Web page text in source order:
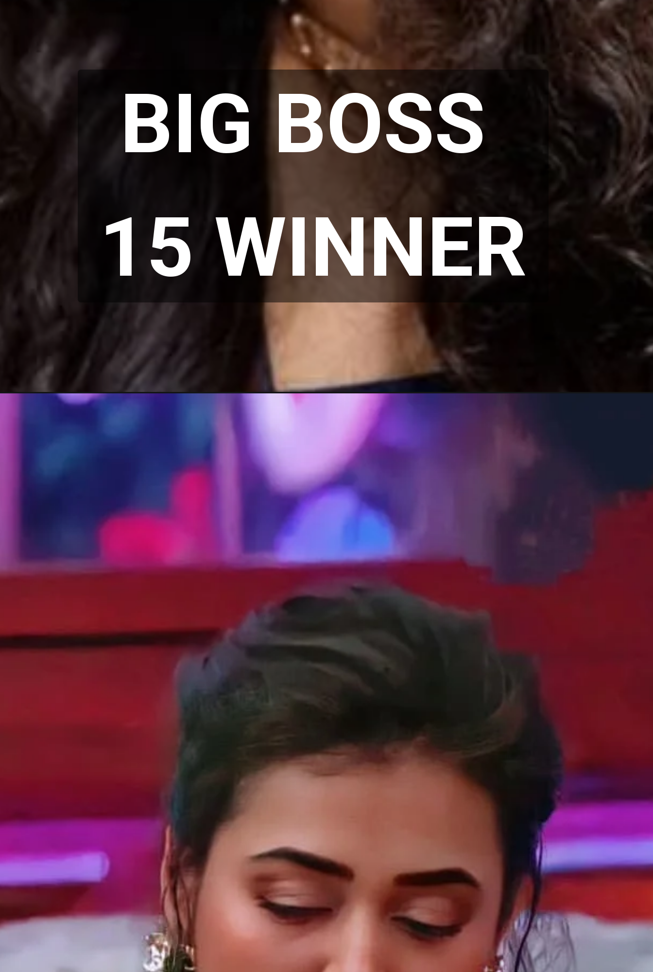
BIG BOSS
15 WINNER